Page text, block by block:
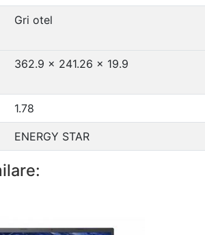
Gri otel
362.9 x 241.26 x 19.9
1.78
ENERGY STAR